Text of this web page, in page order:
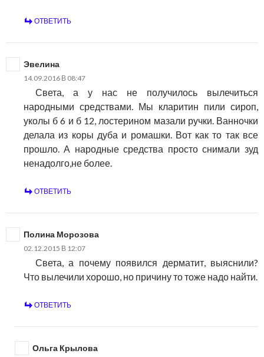
ОТВЕТИТЬ
Эвелина
14.09.2016 В 08:47
Света, а у нас не получилось вылечиться
народными средствами. Мы кларитин пили сироп,
уколы б 6 и б 12, лостерином мазали ручки. Ванночки
делала из коры дуба и ромашки. Вот как то так все
прошло. А народные средства просто снимали зуд
ненадолго,не более.
ОТВЕТИТЬ
Полина Морозова
02.12.2015 В 12:07
Света, а почему появился дерматит, выяснили?
Что вылечили хорошо, но причину то тоже надо найти.
ОТВЕТИТЬ
Ольга Крылова